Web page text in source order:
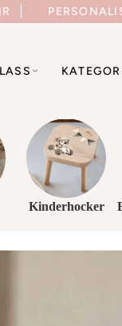
Kinderhocker